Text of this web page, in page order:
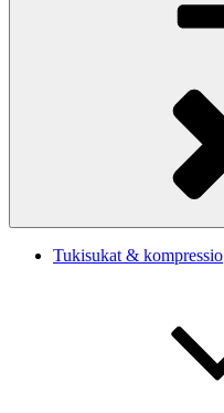
Tukisukat & kompressio